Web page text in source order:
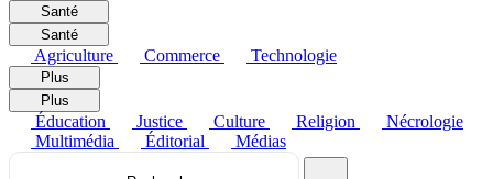
Santé
Santé
Agriculture Commerce Technologie
Plus
Plus
Éducation Justice Culture Religion
Nécrologie
Multimédia
Éditorial Médias